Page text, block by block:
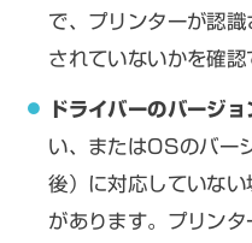
で、プリンターが認
されていないかを確認
ドライバーのバージ
い、またはOSのバー
後）に対応していな
があります。プリン